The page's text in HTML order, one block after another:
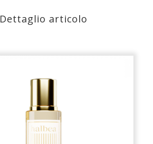
Dettaglio articolo